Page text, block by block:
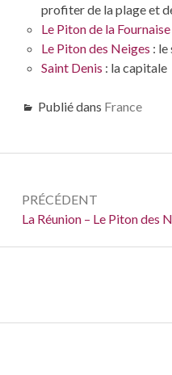
profiter de la plage et
Le Piton de la Fournaise
Le Piton des Neiges :
Saint Denis : la capitale
Publié dans France
de
l’article
PRÉCÉDENT
Précédent :
La Réunion – Le Piton des